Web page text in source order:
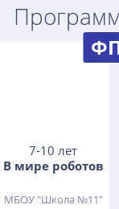
7-10 лет
В мире роботов
МБОУ "Школа №11"